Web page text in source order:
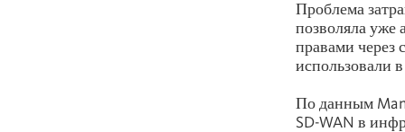
Проблема
позволяла
правами через
использовали
По данным
SD-WAN в